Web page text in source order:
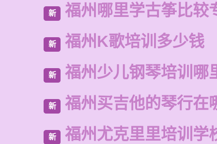
新 福州哪里学古筝比较
新 福州K歌培训多少钱
新 福州少儿钢琴培训哪
新 福州买吉他的琴行在
新 福州尤克里里培训学